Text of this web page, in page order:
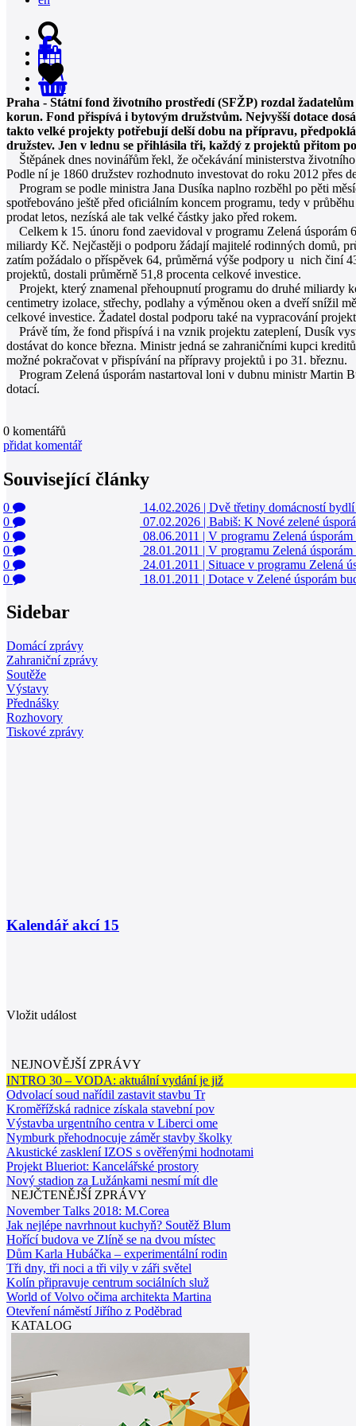
0
Praha - Státní fond životního prostředí (SFŽP) rozdal
korun. Fond přispívá i bytovým družstvům. Nejvyšší dotace
takto velké projekty potřebují delší dobu na přípravu,
družstev. Jen v lednu se přihlásila tři, každý z projektů přitom
Štěpánek dnes novinářům řekl, že očekávání ministerstva
Podle ní je 1860 družstev rozhodnuto investovat do roku 2012 přes
Program se podle ministra Jana Dusíka naplno rozběhl po pěti
spotřebováno ještě před oficiálním koncem programu, tedy v
prodat letos, nezíská ale tak velké částky jako před rokem.
Celkem k 15. únoru fond zaevidoval v programu Zelená úsporám
miliardy Kč. Nejčastěji o podporu žádají majitelé rodinných domů,
zatím požádalo o příspěvek 64, průměrná výše podpory u nich činí
projektů, dostali průměrně 51,8 procenta celkové investice.
Projekt, který znamenal přehoupnutí programu do druhé miliardy
centimetry izolace, střechy, podlahy a výměnou oken a dveří snížil
celkové investice. Žadatel dostal podporu také na vypracování
Právě tím, že fond přispívá i na vznik projektu zateplení, Dusík
dostávat do konce března. Ministr jedná se zahraničními kupci
možné pokračovat v přispívání na přípravy projektů i po 31. březnu.
Program Zelená úsporám nastartoval loni v dubnu ministr Martin
dotací.
0 komentářů
přidat komentář
Související články
0 14.02.2026 | Dvě třetiny domácností
0
07.02.2026 | Babiš: K Nové zelené
0
08.06.2011 | V programu Zelená
0
28.01.2011 | V programu Zelená
0
24.01.2011 | Situace v programu Zelená
0
18.01.2011 | Dotace v Zelené úsporám
Sidebar
Domácí zprávy
Zahraniční zprávy
Soutěže
Výstavy
Přednášky
Rozhovory
Tiskové zprávy
Kalendář akcí 15
Vložit událost
NEJNOVĚJŠÍ ZPRÁVY
INTRO 30 – VODA: aktuální vydání je již
Odvolací soud nařídil zastavit stavbu Tr
Kroměřížská radnice získala stavební pov
Výstavba urgentního centra v Liberci ome
Nymburk přehodnocuje záměr stavby školky
Akustické zasklení IZOS s ověřenými hodnotami
Projekt Blueriot: Kancelářské prostory
Nový stadion za Lužánkami nesmí mít dle
NEJČTENĚJŠÍ ZPRÁVY
November Talks 2018: M.Corea
Jak nejlépe navrhnout kuchyň? Soutěž Blum
Hořící budova ve Zlíně se na dvou místec
Dům Karla Hubáčka – experimentální rodin
Tři dny, tři noci a tři vily v záři světel
Kolín připravuje centrum sociálních služ
World of Volvo očima architekta Martina
Otevření náměstí Jiřího z Poděbrad
KATALOG